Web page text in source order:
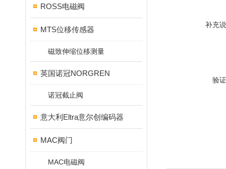
ROSS电磁阀
MTS位移传感器
磁致伸缩位移测量
英国诺冠NORGREN
诺冠截止阀
意大利Eltra意尔创编码器
MAC阀门
MAC电磁阀
补充
验